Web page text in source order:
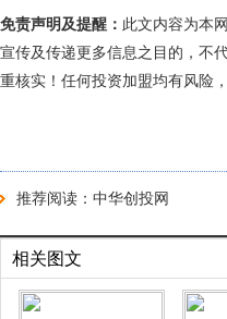
免责声明及提醒： 此文内容为本
宣传及传递更多信息之目的，不
重核实！任何投资加盟均有风险
推荐阅读： 中华创投网
相关图文